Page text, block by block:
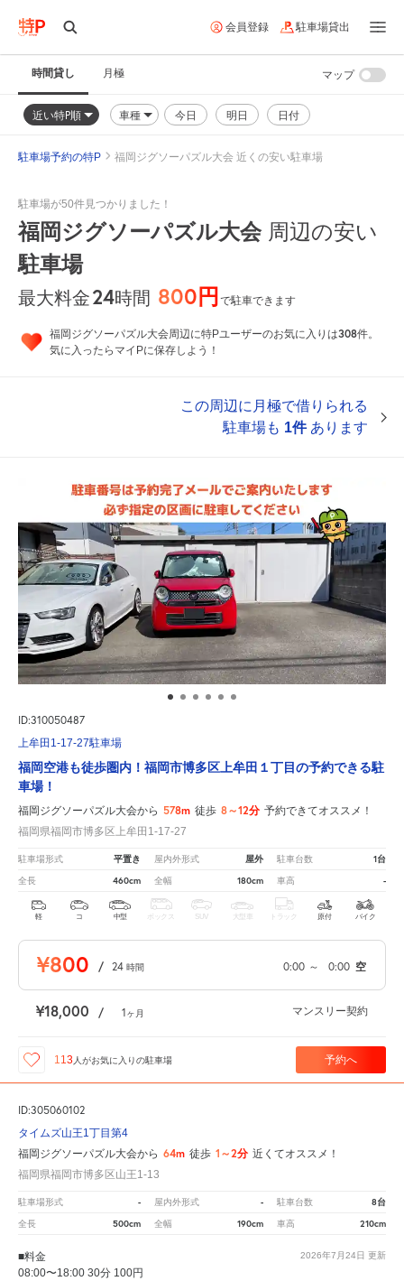
会員登録 駐車場貸出
時間貸し 月極
近い特P順 車種 今日 明日 日付
マップ
駐車場予約の特P 福岡ジグソーパズル大会 近くの安い駐車場
駐車場が50件見つかりました！
福岡ジグソーパズル大会周辺の安い
駐車場
最大料金24時間 800円で駐車できます
福岡ジグソーパズル大会周辺に特Pユーザーのお気に入りは308件。
気に入ったらマイPに保存しよう！
この周辺に月極で借りられる
駐車場も 1件あります
ID:310050487
上牟田1-17-27駐車場
福岡空港も徒歩圏内！福岡市博多区上牟田１丁目の予約できる駐
車場！
福岡ジグソーパズル大会から 578m 徒歩 8～12分 予約できてオススメ！
福岡県福岡市博多区上牟田1-17-27
駐車場形式 平置き 屋内外形式 屋外 駐車台数 1台
全長 460cm 全幅 180cm 車高 -
軽 コ 中型 ボックス SUV 大型車 トラック 原付 バイク
¥800 / 24 時間 0:00 ～ 0:00 空
¥18,000 / 1ヶ月 マンスリー契約
113人がお気に入りの駐車場 予約へ
ID:305060102
タイムズ山王1丁目第4
福岡ジグソーパズル大会から 64m 徒歩 1～2分 近くてオススメ！
福岡県福岡市博多区山王1-13
駐車場形式 - 屋内外形式 - 駐車台数 8台
全長 500cm 全幅 190cm 車高 210cm
2026年7月24日 更新
■料金
08:00〜18:00 30分 100円